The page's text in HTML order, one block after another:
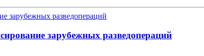
зарубежных разведопераций